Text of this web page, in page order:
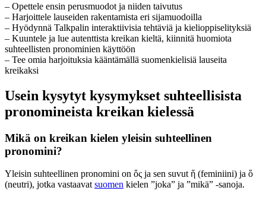
– Opettele ensin perusmuodot ja niiden taivutus
– Harjoittele lauseiden rakentamista eri sijamuodoilla
– Hyödynnä Talkpalin interaktiivisia tehtäviä ja kielioppiselityksiä
– Kuuntele ja lue autenttista kreikan kieltä, kiinnitä huomiota
suhteellisten pronominien käyttöön
– Tee omia harjoituksia kääntämällä suomenkielisiä lauseita
kreikaksi
Usein kysytyt kysymykset suhteellisista
pronomineista kreikan kielessä
Mikä on kreikan kielen yleisin suhteellinen
pronomini?
Yleisin suhteellinen pronomini on ὅς ja sen suvut ἥ (feminiini) ja ὅ
(neutri), jotka vastaavat suomen kielen ”joka” ja ”mikä” -sanoja.